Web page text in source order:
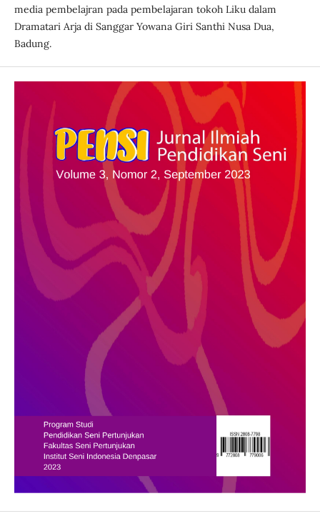
media pembelajran pada pembelajaran tokoh Liku dalam
Dramatari Arja di Sanggar Yowana Giri Santhi Nusa Dua,
Badung.